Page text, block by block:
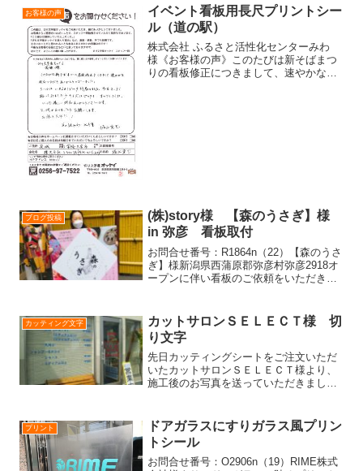
お客様の声
イベント看板用長尺プリントシー
ル（道の駅）
株式会社 ふるさと活性化センターみわ
様《お客様の声》このたびは新そばまつ
りの看板修正につきまして、速やかな対
ブログ投稿
(株)story様 【森のうさぎ】様
in 弥彦 看板取付
お問合せ番号：R1864n（22）【森のうさ
ぎ】様新潟県西蒲原郡弥彦村弥彦2918オ
ープンに伴い看板のご依頼をいただき、
いただきました。壁面に看板を紐でくく
り付ける為、位...
カッティング文字
カットサロンＳＥＬＥＣＴ様 切
り文字
先日カッティングシートをご注文いただ
いたカットサロンＳＥＬＥＣＴ様より、
施工後のお写真を送っていただきました
字です。どちらも、イベント用フィルム
で製作させていただきまし...
プリント
ドアガラスにすりガラス風プリン
トシール
お問合せ番号：O2906n（19）RIME株式